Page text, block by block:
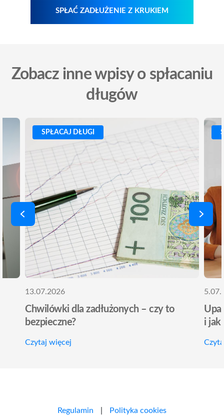
SPŁAĆ ZADŁUŻENIE Z KRUKIEM
Zobacz inne wpisy o spłacaniu
długów
SPŁACAJ DŁUGI
13.07.2026
Chwilówki dla zadłużonych – czy to
bezpieczne?
Czytaj więcej
i jak
Regulamin Polityka cookies